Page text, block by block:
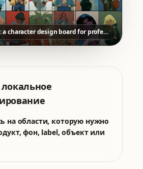
Seedream 5.0 Pro: a character design board for professional art direction
на области, которую нужно
фон, label, объект или